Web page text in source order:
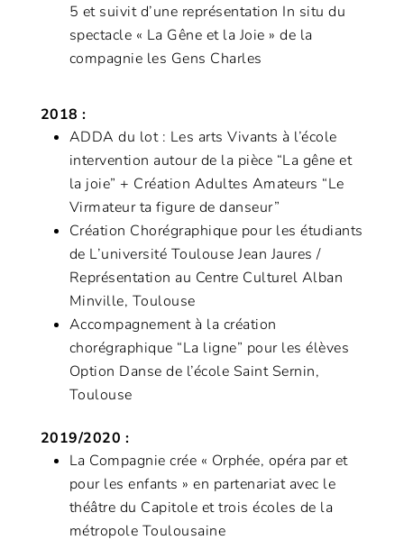
5 et suivit d’une représentation In situ du
spectacle « La Gêne et la Joie » de la
compagnie les Gens Charles
2018 :
ADDA du lot : Les arts Vivants à l’école
intervention autour de la pièce “La gêne et
la joie” + Création Adultes Amateurs “Le
Virmateur ta figure de danseur”
Création Chorégraphique pour les étudiants
de L’université Toulouse Jean Jaures /
Représentation au Centre Culturel Alban
Minville, Toulouse
Accompagnement à la création
chorégraphique “La ligne” pour les élèves
Option Danse de l’école Saint Sernin,
Toulouse
2019/2020 :
La Compagnie crée « Orphée, opéra par et
pour les enfants » en partenariat avec le
théâtre du Capitole et trois écoles de la
métropole Toulousaine